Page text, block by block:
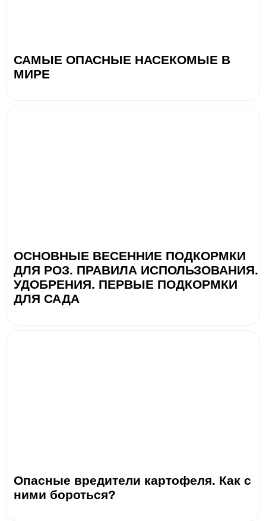
САМЫЕ ОПАСНЫЕ НАСЕКОМЫЕ В
МИРЕ
ОСНОВНЫЕ ВЕСЕННИЕ ПОДКОРМКИ
ДЛЯ РОЗ. ПРАВИЛА ИСПОЛЬЗОВАНИЯ.
УДОБРЕНИЯ. ПЕРВЫЕ ПОДКОРМКИ
ДЛЯ САДА
Опасные вредители картофеля. Как с
ними бороться?